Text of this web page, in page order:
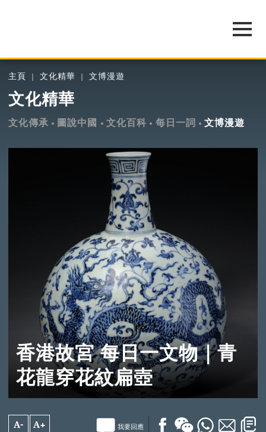
主頁 文化精華 文博漫遊
文化精華
文化傳承 圖說中國 文化百科 每日一詞 文博漫遊
香港故宮 每日一文物｜青
花龍穿花紋扁壺
A- A+ 我要回應